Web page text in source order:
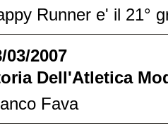
Runner e' il 21°
03/2007
Dell'Atletica
Fava